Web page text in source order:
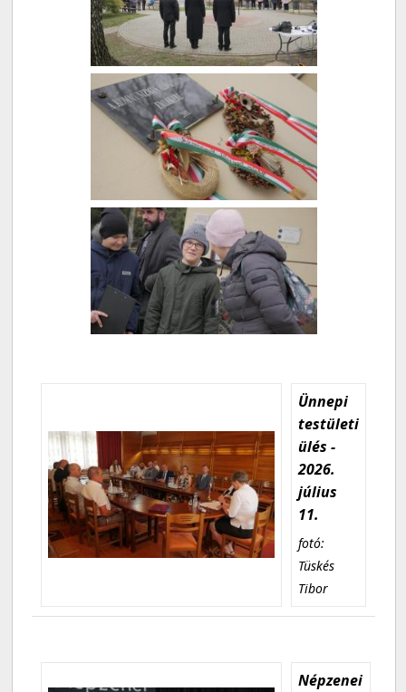
Ünnepi
testületi
ülés -
2026.
július
11.
fotó:
Tüskés
Tibor
Népzenei